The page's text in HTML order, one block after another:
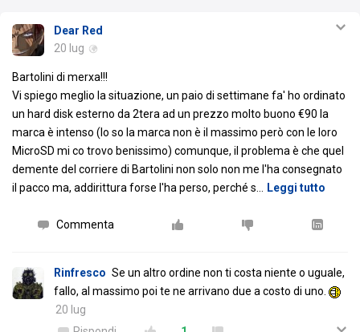
Dear Red
20 lug
Bartolini di merxa!!!
Vi spiego meglio la situazione, un paio di settimane fa' ho ordinato
un hard disk esterno da 2tera ad un prezzo molto buono €90 la
marca è intenso (lo so la marca non è il massimo però con le loro
MicroSD mi co trovo benissimo) comunque, il problema è che quel
demente del corriere di Bartolini non solo non me l'ha consegnato
il pacco ma, addirittura forse l'ha perso, perché s
Leggi tutto
Commenta
Rinfresco Se un altro ordine non ti costa niente o uguale,
fallo, al massimo poi te ne arrivano due a costo di uno.
20 lug